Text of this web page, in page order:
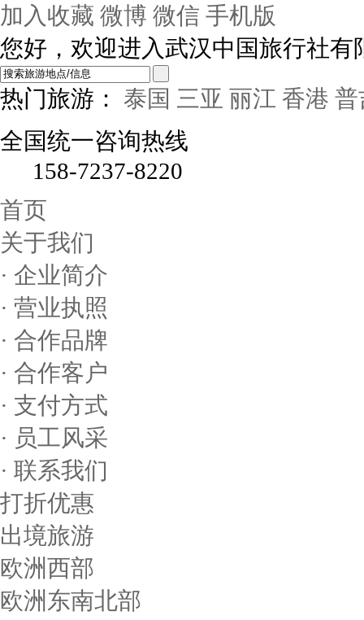
加入收藏 微博 微信 手机版
您好，欢迎进入武汉中国旅行社
热门旅游：
泰国 三亚 丽江 香港 普
全国统一咨询热线
158-7237-8220
首页
关于我们
· 企业简介
· 营业执照
· 合作品牌
· 合作客户
· 支付方式
· 员工风采
· 联系我们
打折优惠
出境旅游
欧洲西部
欧洲东南北部